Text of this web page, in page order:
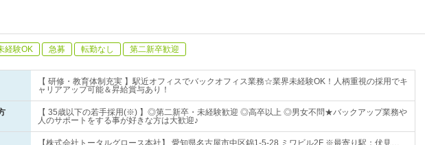
経験OK 急募 転勤なし 第二新卒歓迎
【 研修・教育体制充実 】駅近オフィスでバックオフィス業務☆業界未経験OK！人柄重視の採用でキ
ャリアアップ可能＆昇給賞与あり！
【 35歳以下の若手採用(※) 】◎第二新卒・未経験歓迎 ◎高卒以上 ◎男女不問★バックアップ業務や
人のサポートをする事が好きな方は大歓迎♪
【株式会社トータルグロース本社】 愛知県名古屋市中区錦1-5-28 ミワビル2F ※最寄り駅：伏見…